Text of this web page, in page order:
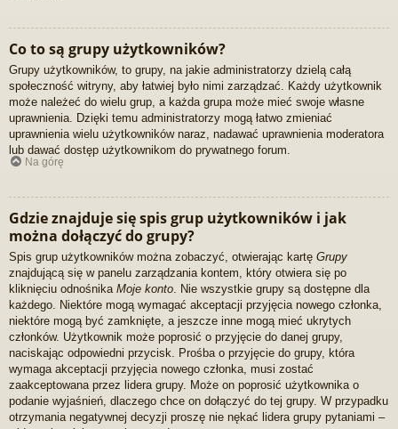
Co to są grupy użytkowników?
Grupy użytkowników, to grupy, na jakie administratorzy dzielą całą
społeczność witryny, aby łatwiej było nimi zarządzać. Każdy użytkownik
może należeć do wielu grup, a każda grupa może mieć swoje własne
uprawnienia. Dzięki temu administratorzy mogą łatwo zmieniać
uprawnienia wielu użytkowników naraz, nadawać uprawnienia moderatora
lub dawać dostęp użytkownikom do prywatnego forum.
Na górę
Gdzie znajduje się spis grup użytkowników i jak
można dołączyć do grupy?
Spis grup użytkowników można zobaczyć, otwierając kartę Grupy
znajdującą się w panelu zarządzania kontem, który otwiera się po
kliknięciu odnośnika Moje konto. Nie wszystkie grupy są dostępne dla
każdego. Niektóre mogą wymagać akceptacji przyjęcia nowego członka,
niektóre mogą być zamknięte, a jeszcze inne mogą mieć ukrytych
członków. Użytkownik może poprosić o przyjęcie do danej grupy,
naciskając odpowiedni przycisk. Prośba o przyjęcie do grupy, która
wymaga akceptacji przyjęcia nowego członka, musi zostać
zaakceptowana przez lidera grupy. Może on poprosić użytkownika o
podanie wyjaśnień, dlaczego chce on dołączyć do tej grupy. W przypadku
otrzymania negatywnej decyzji proszę nie nękać lidera grupy pytaniami –